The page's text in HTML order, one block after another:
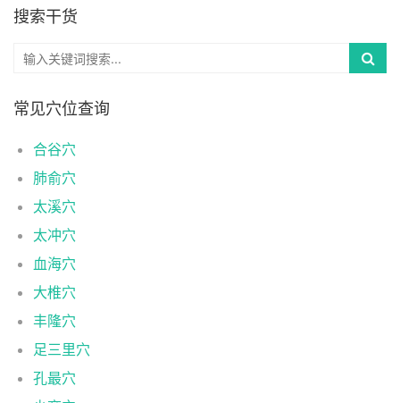
搜索干货
常见穴位查询
合谷穴
肺俞穴
太溪穴
太冲穴
血海穴
大椎穴
丰隆穴
足三里穴
孔最穴